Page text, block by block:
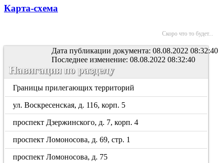
Карта-схема
Скоро что то будет...
Дата публикации документа: 08.08.2022 08:32:40
Последнее изменение: 08.08.2022 08:32:40
Навигация по разделу
Границы прилегающих территорий
ул. Воскресенская, д. 116, корп. 5
проспект Дзержинского, д. 7, корп. 4
проспект Ломоносова, д. 69, стр. 1
проспект Ломоносова, д. 75